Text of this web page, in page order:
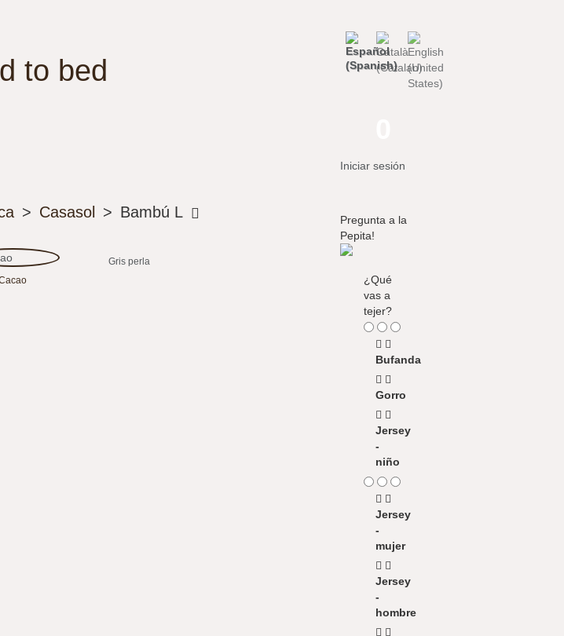
to bed
Iniciar sesión
> Casasol > Bambú L
Gris perla
Pregunta a la
Pepita!
¿Qué
vas a
tejer?
Bufanda
Gorro
Jersey
-
niño
Jersey
-
mujer
Jersey
-
hombre